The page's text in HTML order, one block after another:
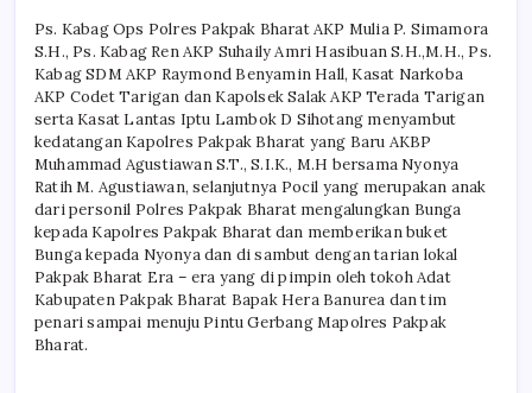
Ps. Kabag Ops Polres Pakpak Bharat AKP Mulia P. Simamora
S.H., Ps. Kabag Ren AKP Suhaily Amri Hasibuan S.H.,M.H., Ps.
Kabag SDM AKP Raymond Benyamin Hall, Kasat Narkoba
AKP Codet Tarigan dan Kapolsek Salak AKP Terada Tarigan
serta Kasat Lantas Iptu Lambok D Sihotang menyambut
kedatangan Kapolres Pakpak Bharat yang Baru AKBP
Muhammad Agustiawan S.T., S.I.K., M.H bersama Nyonya
Ratih M. Agustiawan, selanjutnya Pocil yang merupakan anak
dari personil Polres Pakpak Bharat mengalungkan Bunga
kepada Kapolres Pakpak Bharat dan memberikan buket
Bunga kepada Nyonya dan di sambut dengan tarian lokal
Pakpak Bharat Era – era yang di pimpin oleh tokoh Adat
Kabupaten Pakpak Bharat Bapak Hera Banurea dan tim
penari sampai menuju Pintu Gerbang Mapolres Pakpak
Bharat.